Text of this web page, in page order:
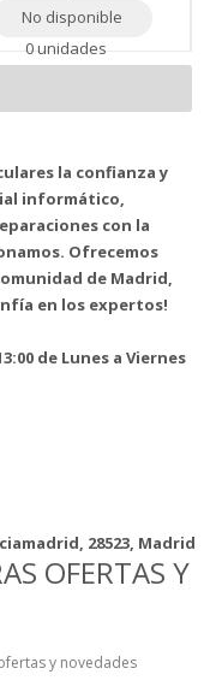
No disponible
0 unidades
la confianza y
informático,
con la
Ofrecemos
de Madrid,
en los expertos!
de Lunes a Viernes
28523, Madrid
OFERTAS Y
y novedades